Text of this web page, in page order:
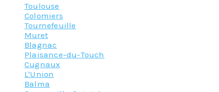
Toulouse
Colomiers
Tournefeuille
Muret
Blagnac
Plaisance-du-Touch
Cugnaux
L'Union
Balma